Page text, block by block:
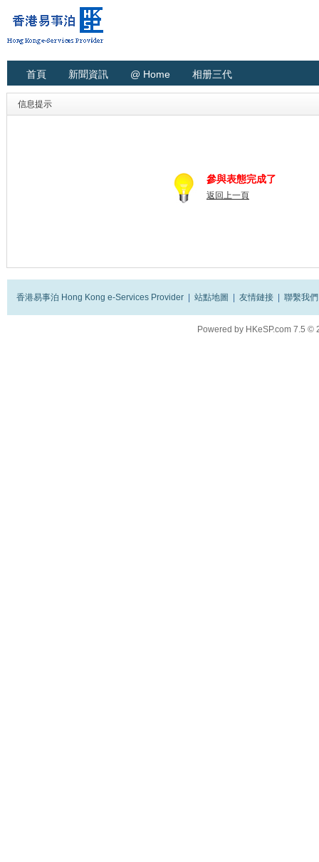
首頁 新聞資訊 @ Home 相册三代
信息提示
參與表態完成了
返回上一頁
香港易事泊 Hong Kong e-Services Provider 站點地圖 友情鏈接 聯繫我們
Powered by HKeSP.com 7.5 ©